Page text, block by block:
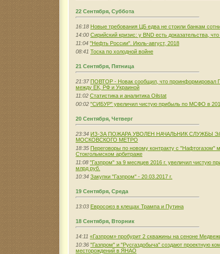
22 Сентября, Суббота
16:18 Новые требования ЦБ едва не стоили банкам
14:00 Сирийский кризис: у BND есть доказательства,
11:04 "Нефть России". Июль-август, 2018
08:41 Тоска по холодной войне
21 Сентября, Пятница
21:37 ПОВТОР - Новак сообщил, что проинформировал
между ЕК, РФ и Украиной
11:02 Статистика и аналитика Oilstat
00:02 "СИБУР" увеличил чистую прибыль по МСФО в
20 Сентября, Четверг
23:34 ИЗ-ЗА ПОЖАРА УВОЛЕН НАЧАЛЬНИК СЛУЖБЫ
МОСКОВСКОГО МЕТРО
18:35 Переговоры по новому контракту с "Нафтогазом"
Стокгольмском арбитраже
11:08 "Газпром" за 9 месяцев 2016 г. увеличил чистую
млрд руб.
10:34 Закупки "Газпром" - 20.03.2017 г.
19 Сентября, Среда
13:03 Евросоюз в клещах Трампа и Путина
18 Сентября, Вторник
14:11 «Газпром» пробурит 2 скважины на сеноне
10:36 "Газпром" и "Русгаздобыча" создают проектную
месторождений в ЯНАО